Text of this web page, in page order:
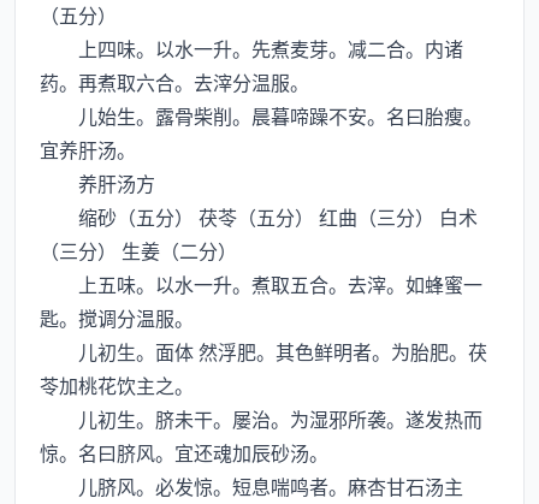
（五分）
上四味。以水一升。先煮麦芽。减二合。内诸
药。再煮取六合。去滓分温服。
儿始生。露骨柴削。晨暮啼躁不安。名曰胎瘦。
宜养肝汤。
养肝汤方
缩砂（五分） 茯苓（五分） 红曲（三分） 白术
（三分） 生姜（二分）
上五味。以水一升。煮取五合。去滓。如蜂蜜一
匙。搅调分温服。
儿初生。面体 然浮肥。其色鲜明者。为胎肥。茯
苓加桃花饮主之。
儿初生。脐未干。屡治。为湿邪所袭。遂发热而
惊。名曰脐风。宜还魂加辰砂汤。
儿脐风。必发惊。短息喘鸣者。麻杏甘石汤主